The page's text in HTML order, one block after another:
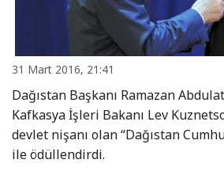
31 Mart 2016, 21:41
Dağıstan Başkanı Ramazan
Kafkasya İşleri Bakanı Lev
devlet nişanı olan “Dağıstan
ile ödüllendirdi.